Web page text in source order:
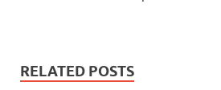
RELATED POSTS